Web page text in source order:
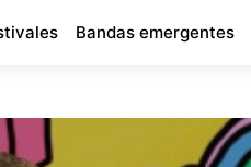
Bandas emergentes